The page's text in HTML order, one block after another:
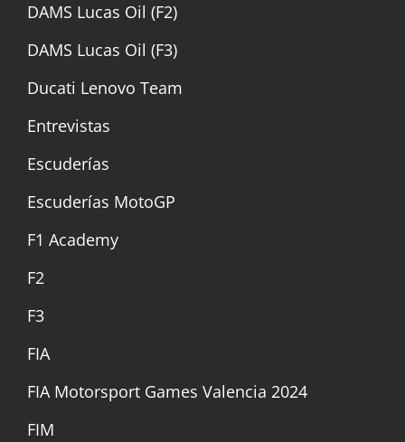
DAMS Lucas Oil (F2)
DAMS Lucas Oil (F3)
Ducati Lenovo Team
Entrevistas
Escuderías
Escuderías MotoGP
F1 Academy
F2
F3
FIA
FIA Motorsport Games Valencia 2024
FIM